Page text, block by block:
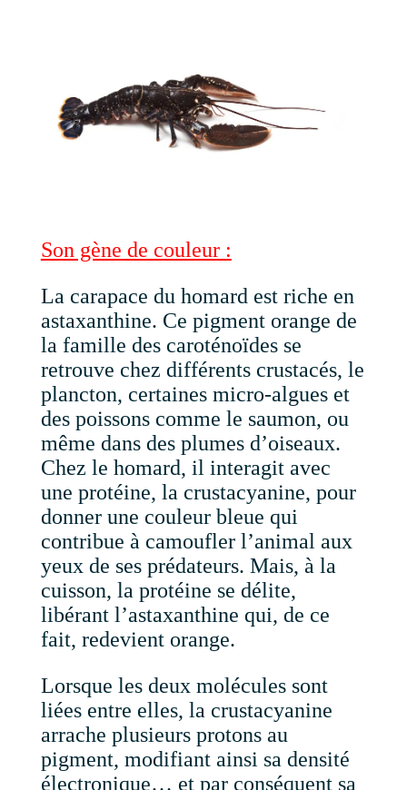
Son gène de couleur :
La carapace du homard est riche en
astaxanthine. Ce pigment orange de
la famille des caroténoïdes se
retrouve chez différents crustacés, le
plancton, certaines micro-algues et
des poissons comme le saumon, ou
même dans des plumes d’oiseaux.
Chez le homard, il interagit avec
une protéine, la crustacyanine, pour
donner une couleur bleue qui
contribue à camoufler l’animal aux
yeux de ses prédateurs. Mais, à la
cuisson, la protéine se délite,
libérant l’astaxanthine qui, de ce
fait, redevient orange.
Lorsque les deux molécules sont
liées entre elles, la crustacyanine
arrache plusieurs protons au
pigment, modifiant ainsi sa densité
électronique… et par conséquent sa